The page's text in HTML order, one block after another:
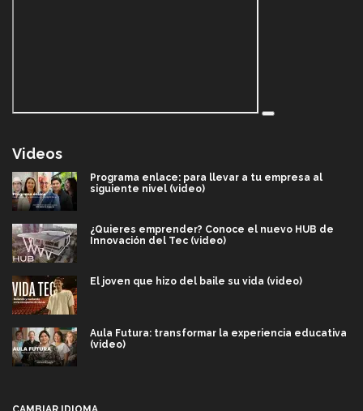
Videos
Programa enlace: para llevar a tu empresa al
siguiente nivel (video)
¿Quieres emprender? Conoce el nuevo HUB de
Innovación del Tec (video)
El joven que hizo del baile su vida (video)
Aula Futura: transformar la experiencia educativa
(video)